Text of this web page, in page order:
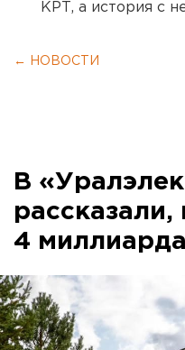
КРТ, а история с
← НОВОСТИ
В
рассказали,
4